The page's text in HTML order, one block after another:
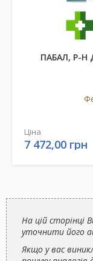
ПАБАЛ, Р-Н
Ціна
7 472,00 грн
На цій
уточнити його
Якщо у вас